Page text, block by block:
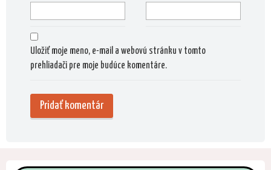
Uložiť moje meno, e-mail a webovú stránku v tomto
prehliadači pre moje budúce komentáre.